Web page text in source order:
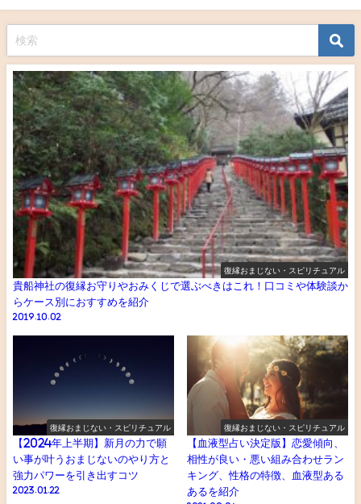
復縁おまじない・スピリチュアル
貴船神社の復縁お守りやおみくじで選ぶべきはこれ！口コミや体験談か
らケース別におすすめを紹介
2019.10.02
復縁おまじない・スピリチュアル
【2024年上半期】新月の力で願
い事が叶うおまじないのやり方と
強力パワーを引き出すコツ
2023.01.22
復縁おまじない・スピリチュアル
【血液型占い決定版】恋愛傾向、
相性が良い・悪い組み合わせラン
キング、性格の特徴、血液型ある
あるを紹介